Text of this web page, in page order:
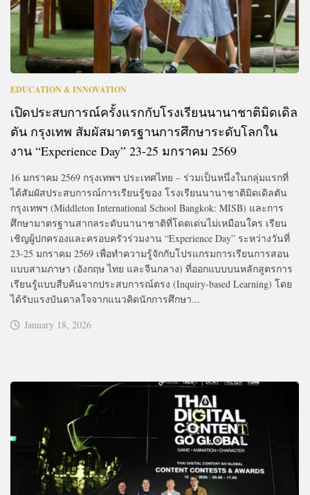
EDUCATION & INNOVATION
เปิดประสบการณ์ครั้งแรกกับโรงเรียนนานาชาติมิดเดิล
ตัน กรุงเทพ สัมผัสมาตรฐานการศึกษาระดับโลกใน
งาน “Experience Day” 23-25 มกราคม 2569
16 มกราคม 2569 กรุงเทพฯ ประเทศไทย – ร่วมเป็นหนึ่งในกลุ่มแรกที่
ได้สัมผัสประสบการณ์การเรียนรู้ของ โรงเรียนนานาชาติมิดเดิลตัน
กรุงเทพฯ (Middleton International School Bangkok: MISB) และการ
ศึกษามาตรฐานสากลระดับนานาชาติที่โดดเด่นไม่เหมือนใคร เรียน
เชิญผู้ปกครองและครอบครัวร่วมงาน “Experience Day” ระหว่างวันที่
23-25 มกราคม 2569 เพื่อทำความรู้จักกับโปรแกรมการเรียนการสอน
แบบสามภาษา (อังกฤษ ไทย และจีนกลาง) ที่ออกแบบบนหลักสูตรการ
เรียนรู้แบบสืบค้นจากประสบการณ์ตรง (Inquiry-based Learning) โดย
ได้รับแรงบันดาลใจจากแนวคิดนักการศึกษา...
January 18, 2026